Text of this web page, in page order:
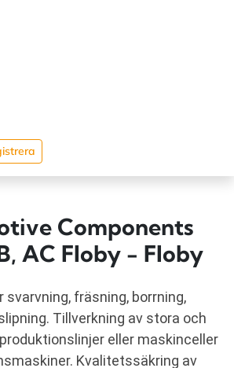
Components
AC Floby - Floby
svarvning, fräsning, borrning,
Tillverkning av stora och
eller maskinceller
Kvalitetssäkring av